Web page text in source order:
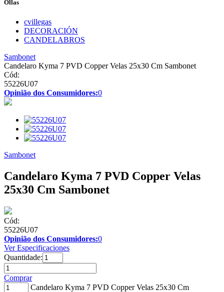
Ollas
cvillegas
DECORACIÓN
CANDELABROS
Sambonet
Candelaro Kyma 7 PVD Copper Velas 25x30 Cm Sambonet
Cód:
55226U07
Opinião dos Consumidores:0
Sambonet
Candelaro Kyma 7 PVD Copper Velas
25x30 Cm Sambonet
Cód:
55226U07
Opinião dos Consumidores:0
Ver Especificaciones
Quantidade:
Comprar
Candelaro Kyma 7 PVD Copper Velas 25x30 Cm